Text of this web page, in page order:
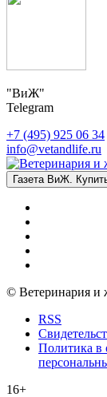
"ВиЖ"
Telegram
+7 (495) 925 06 34
info@vetandlife.ru
Газета ВиЖ.
© Ветеринария и
RSS
Политика в
16+